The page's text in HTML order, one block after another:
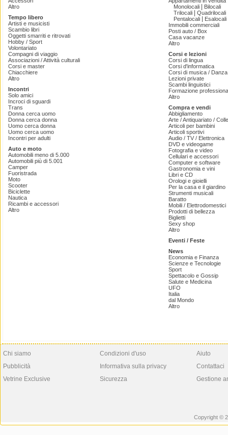
Altro
Tempo libero
Artisti e musicisti
Scambio libri
Oggetti smarriti e ritrovati
Hobby / Sport
Volontariato
Compagni di viaggio
Associazioni / Attività culturali
Corsi e master
Chiacchiere
Altro
Incontri
Solo amici
Incroci di sguardi
Trans
Donna cerca uomo
Donna cerca donna
Uomo cerca donna
Uomo cerca uomo
Incontri per adulti
Auto e moto
Automobili meno di 5.000
Automobili più di 5.001
Camper
Fuoristrada
Moto
Scooter
Biciclette
Nautica
Ricambi e accessori
Altro
Monolocali
Bilocali
Trilocali
Quadrilocali
Pentalocali
Esalocali
Immobili commerciali
Posti auto / Box
Casa vacanze
Altro
Corsi e lezioni
Corsi di lingua
Corsi d'informatica
Corsi di musica /
Lezioni private
Scambi linguistici
Formazione
Altro
Compra e vendi
Abbigliamento
Arte / Antiquariato /
Articoli per bambini
Articoli sportivi
Audio / TV / Elettronica
DVD e videogame
Fotografia e video
Cellulari e accessori
Computer e software
Gastronomia e vini
Libri e CD
Orologi e gioielli
Per la casa e il giardino
Strumenti musicali
Baratto
Mobili / Elettrodomestici
Prodotti di bellezza
Biglietti
Sexy shop
Altro
Eventi / Feste
News
Economia e Finanza
Scienze e Tecnologie
Sport
Spettacolo e Gossip
Salute e Medicina
UFO
Italia
dal Mondo
Altro
Chi siamo
Pubblicità
Vetrine Exclusive
Condizioni d'uso
Informativa sulla privacy
Sicurezza
Aiuto
Contattaci
Gestione
Copyright ©